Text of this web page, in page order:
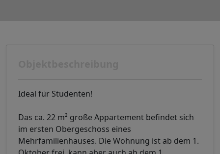
Ideal für Studenten!
Das ca. 22 m² große Appartement befindet sich
im ersten Obergeschoss eines
Mehrfamilienhauses. Die Wohnung ist ab dem 1.